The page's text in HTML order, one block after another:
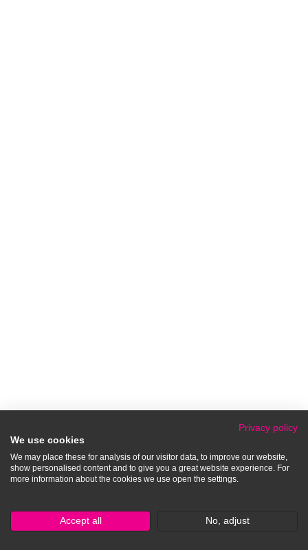
Privacy policy
We use cookies
We may place these for analysis of our visitor data, to improve our website,
show personalised content and to give you a great website experience. For
more information about the cookies we use open the settings.
Accept all No, adjust